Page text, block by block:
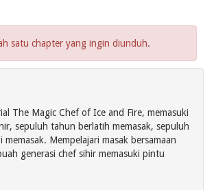
satu chapter yang ingin diunduh.
The Magic Chef of Ice and Fire, memasuki
sepuluh tahun berlatih memasak, sepuluh
memasak. Mempelajari masak bersamaan
generasi chef sihir memasuki pintu